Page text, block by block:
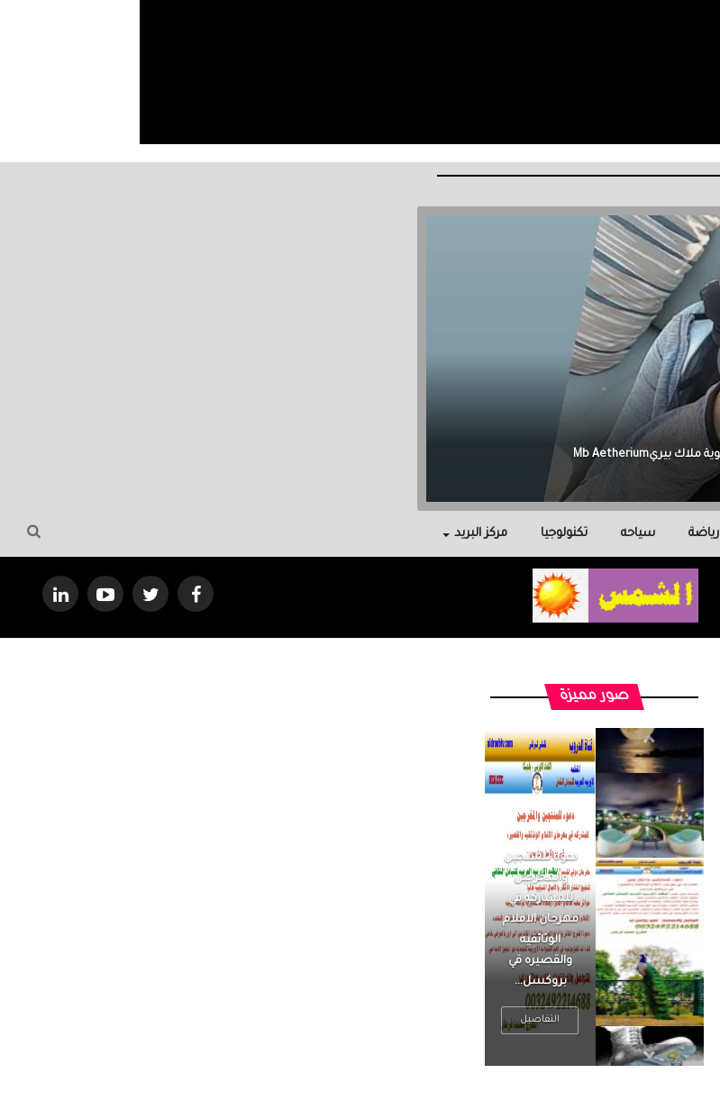
رياضة سياحه تكنولوجيا مركز البريد
صور مميزة
الرجل العظيم
يكون مطمئناً ،
يتحرر من القلق
، بينما الرجل
ضيق الأفق
فعادة ما يكون
متوتراً
التفاصيل